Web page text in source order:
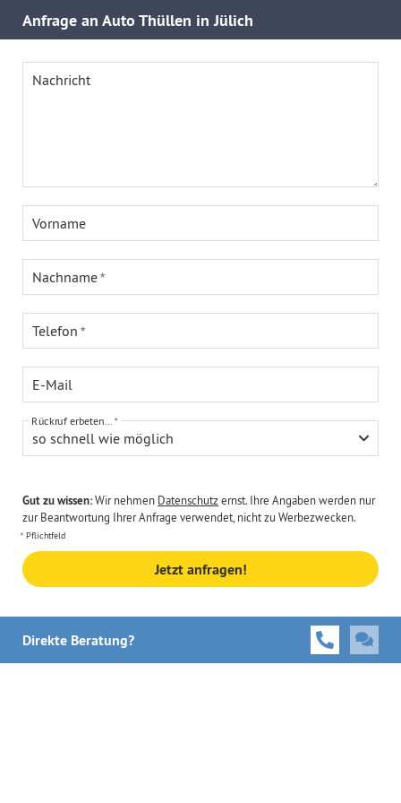
Anfrage an Auto Thüllen in Jülich
Nachricht
Vorname
Nachname
Telefon
E-Mail
so schnell wie möglich
Rückruf erbeten...
Gut zu wissen:Wir nehmen Datenschutzernst. Ihre Angaben werden nur
zur Beantwortung Ihrer Anfrage verwendet, nicht zu Werbezwecken.
Pflichtfeld
Jetzt anfragen!
Direkte Beratung?